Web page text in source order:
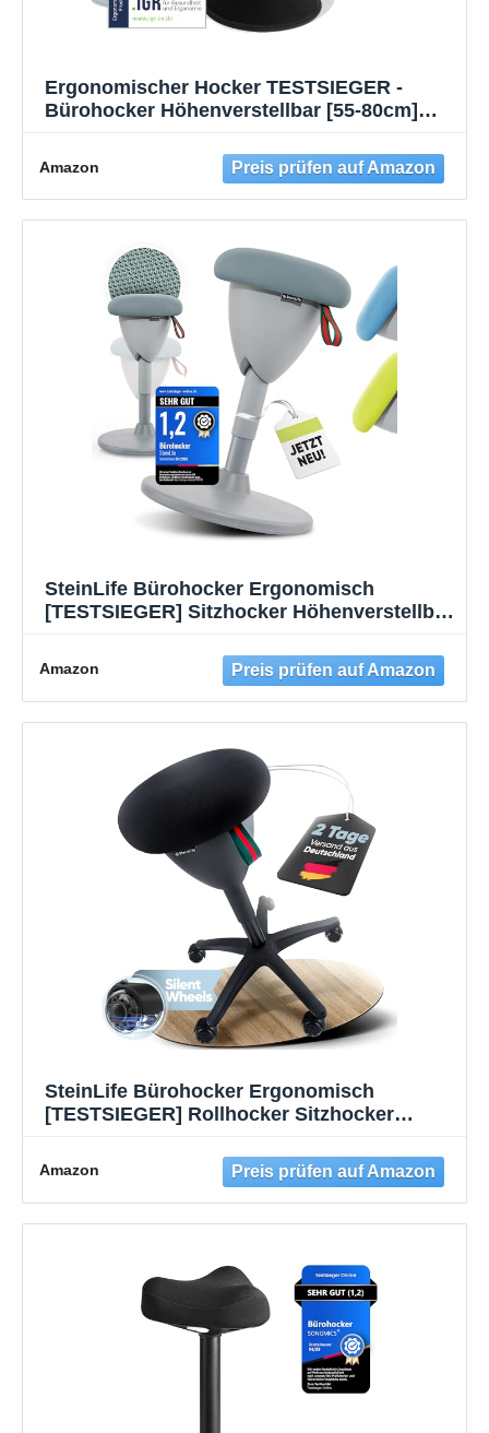
Ergonomischer Hocker TESTSIEGER -
Bürohocker Höhenverstellbar [55-80cm]
Büro Stehstuhl - Rutschfester Sitzhocker
Ergonomisch - Wackelhocker Büro -
Mattschwarz
Amazon
SteinLife Bürohocker Ergonomisch
[TESTSIEGER] Sitzhocker Höhenverstellbar
[Schwingeffekt] Wackelhocker Stehhocker |
Arbeitshocker rutschfest Rund
Amazon
SteinLife Bürohocker Ergonomisch
[TESTSIEGER] Rollhocker Sitzhocker
Hocker für Büro [Schwingeffekt]
Wackelhocker Stehhocker | Arbeitshocker
rutschfest Rund
Amazon